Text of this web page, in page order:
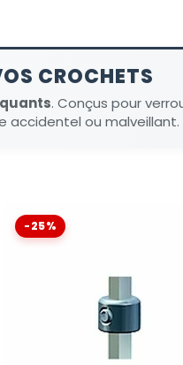
CROCHETS
. Conçus pour
ou malveillant.
-25%